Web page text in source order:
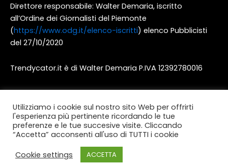
Direttore responsabile: Walter Demaria, iscritto
all’Ordine dei Giornalisti del Piemonte
(https://www.odg.it/elenco-iscritti) elenco Pubblicisti
del 27/10/2020
Trendycator.it è di Walter Demaria P.IVA 12392780016
Copyright © 2026 Trendycator | Powered by
Trendycator
Utilizziamo i cookie sul nostro sito Web per offrirti
l'esperienza più pertinente ricordando le tue
preferenze e le tue succesive visite. Cliccando
“Accetta” acconsenti all'uso di TUTTI i cookie
Cookie settings
ACCETTA